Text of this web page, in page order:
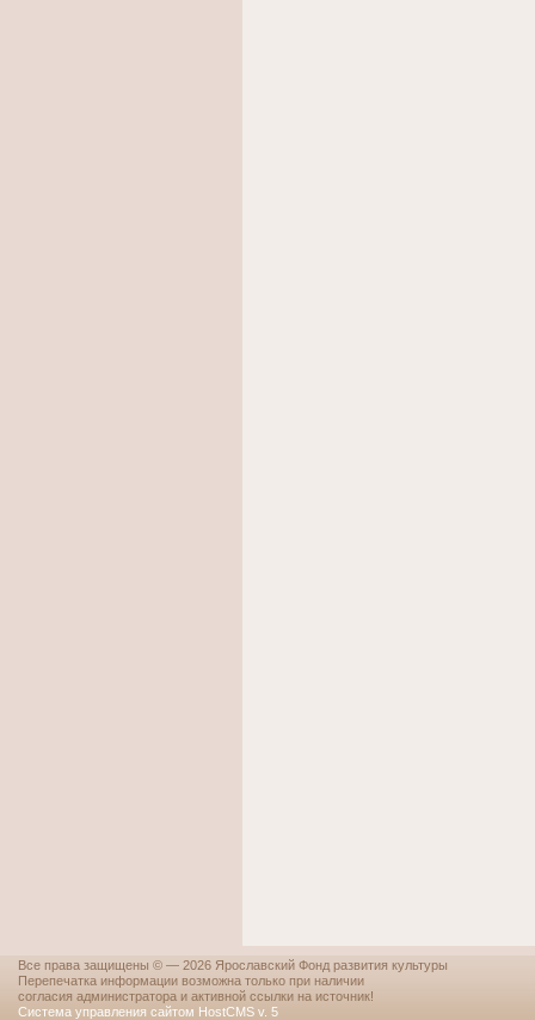
Все права защищены © — 2026 Ярославский Фонд развития культуры
Перепечатка информации возможна только при наличии
согласия администратора и активной ссылки на источник!
Система управления сайтом HostCMS v. 5